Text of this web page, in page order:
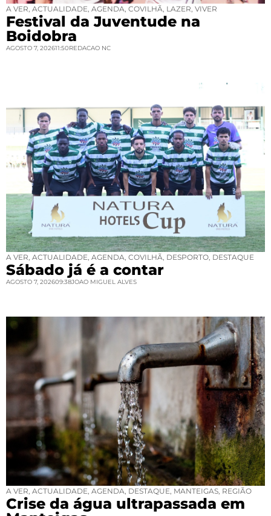
A VER, ACTUALIDADE, AGENDA, COVILHÃ, LAZER, VIVER
Festival da Juventude na
Boidobra
AGOSTO 7, 202611:50REDACAO NC
A VER, ACTUALIDADE, AGENDA, COVILHÃ, DESPORTO, DESTAQUE
Sábado já é a contar
AGOSTO 7, 202609:38JOAO MIGUEL ALVES
A VER, ACTUALIDADE, AGENDA, DESTAQUE, MANTEIGAS, REGIÃO
Crise da água ultrapassada em